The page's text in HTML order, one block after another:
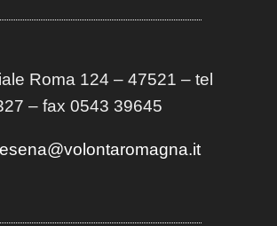
Roma 124 – 47521 – tel
– fax 0543 39645